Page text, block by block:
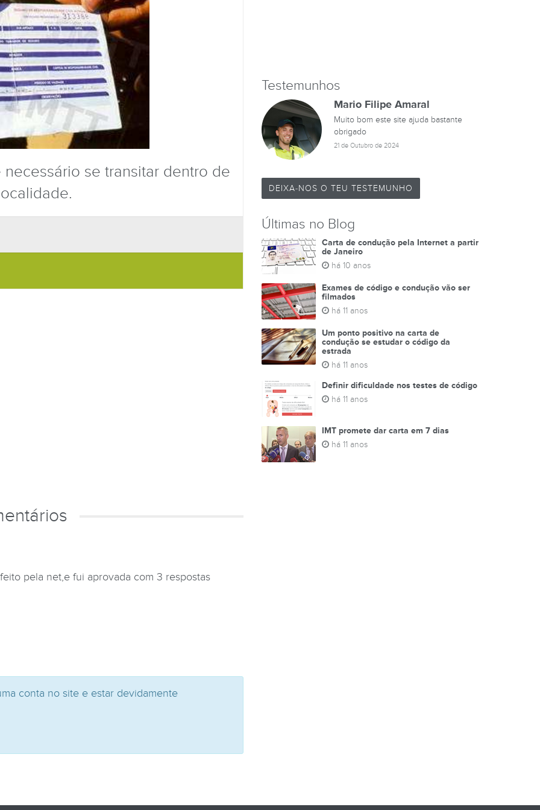
se transitar dentro de
pela net,e fui aprovada com 3 respostas
conta no site e estar devidamente
Testemunhos
Mario Filipe Amaral
Muito bom este site ajuda bastante
obrigado
21 de Outubro de 2024
DEIXA-NOS O TEU TESTEMUNHO
Últimas no Blog
Carta de condução pela Internet a partir
de Janeiro
há 10 anos
Exames de código e condução vão ser
filmados
há 11 anos
Um ponto positivo na carta de
condução se estudar o código da
estrada
há 11 anos
Definir dificuldade nos testes de código
há 11 anos
IMT promete dar carta em 7 dias
há 11 anos